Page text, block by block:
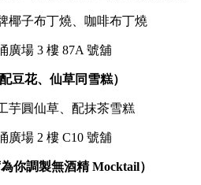
椰子布丁燒、咖啡布丁燒
廣場 3 樓 87A 號舖
豆花、仙草同雪糕）
芋圓仙草、配抹茶雪糕
廣場 2 樓 C10 號舖
你調製無酒精 Mocktail）